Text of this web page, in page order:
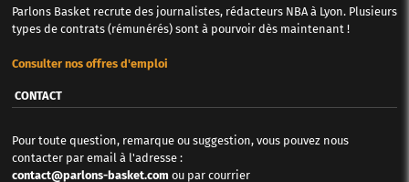
Parlons Basket recrute des journalistes, rédacteurs NBA à Lyon. Plusieurs
types de contrats (rémunérés) sont à pourvoir dès maintenant !
Consulter nos offres d'emploi
CONTACT
Pour toute question, remarque ou suggestion, vous pouvez nous
contacter par email à l'adresse :
contact@parlons-basket.com ou par courrier